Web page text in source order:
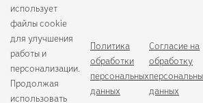
использует
файлы cookie
для улучшения
работы и
персонализации.
Продолжая
использовать
Политика
обработки
персональных
данных
Согласие на
обработку
данных